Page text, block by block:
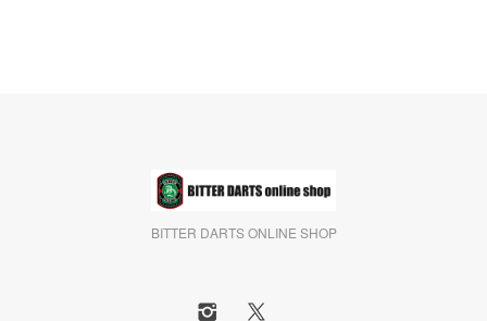
BITTER DARTS ONLINE SHOP